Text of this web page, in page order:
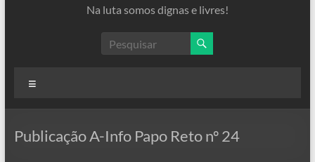
Na luta somos dignas e livres!
Publicação A-Info Papo Reto nº 24